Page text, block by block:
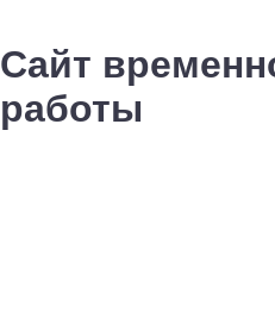
Сайт
работы